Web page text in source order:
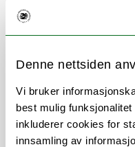
Denne nettsiden
Vi bruker
best mulig
inkluderer cookies for
innsamling av
Andre
Her finner du